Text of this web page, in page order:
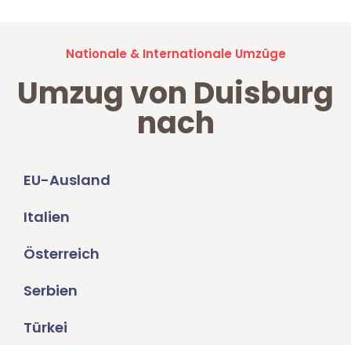
Nationale & Internationale Umzüge
Umzug von Duisburg
nach
EU-Ausland
Italien
Österreich
Serbien
Türkei